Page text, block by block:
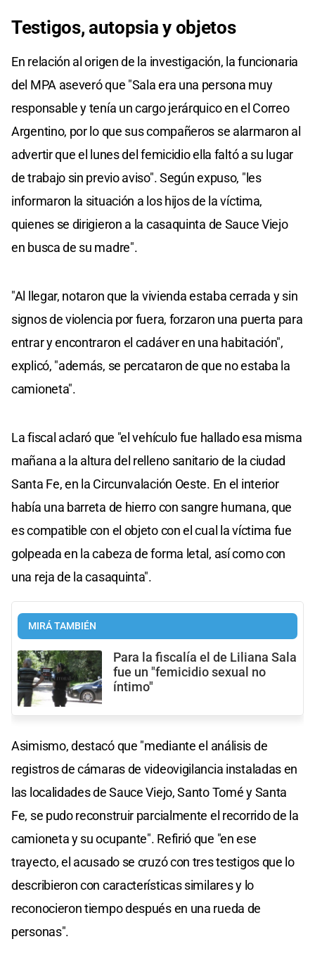
Testigos, autopsia y objetos
En relación al origen de la investigación, la funcionaria
del MPA aseveró que "Sala era una persona muy
responsable y tenía un cargo jerárquico en el Correo
Argentino, por lo que sus compañeros se alarmaron al
advertir que el lunes del femicidio ella faltó a su lugar
de trabajo sin previo aviso". Según expuso, "les
informaron la situación a los hijos de la víctima,
quienes se dirigieron a la casaquinta de Sauce Viejo
en busca de su madre".
"Al llegar, notaron que la vivienda estaba cerrada y sin
signos de violencia por fuera, forzaron una puerta para
entrar y encontraron el cadáver en una habitación",
explicó, "además, se percataron de que no estaba la
camioneta".
La fiscal aclaró que "el vehículo fue hallado esa misma
mañana a la altura del relleno sanitario de la ciudad
Santa Fe, en la Circunvalación Oeste. En el interior
había una barreta de hierro con sangre humana, que
es compatible con el objeto con el cual la víctima fue
golpeada en la cabeza de forma letal, así como con
una reja de la casaquinta".
MIRÁ TAMBIÉN
Para la fiscalía el de Liliana Sala
fue un "femicidio sexual no
íntimo"
Asimismo, destacó que "mediante el análisis de
registros de cámaras de videovigilancia instaladas en
las localidades de Sauce Viejo, Santo Tomé y Santa
Fe, se pudo reconstruir parcialmente el recorrido de la
camioneta y su ocupante". Refirió que "en ese
trayecto, el acusado se cruzó con tres testigos que lo
describieron con características similares y lo
reconocieron tiempo después en una rueda de
personas".